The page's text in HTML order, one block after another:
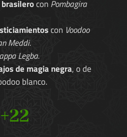
con Pombagira
con Voodoo
Meddi.
Legba.
de magia negra, o de
blanco.
+22